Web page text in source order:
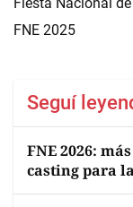
FNE 2025
Seguí
FNE 2026:
casting para